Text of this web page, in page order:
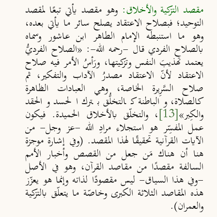
مقصد التزكية والأخلاق: وهو مقصد يأتي تبعًا لمقصد
التوحيد؛ فبصلاح الاعتقاد يصلح سائر ما يأتي بعده،
وهو ما استنبطه الإمام الطاهر ابن عاشور وسماه
بالصلاح الفردي قال -رحمه الله-: «الصلاح الفرديُّ
يعتمد تهذيبَ النفس وتزكيتها، ورَأسُ الأمر فيه صلاح
الاعتقاد لأنّ الاعتقاد مصدرُ الآداب والتفكير، ثم
صلاح السَّرِيرة الخاصة، وهي العبادات الظاهرة
كالصلاة، والباطنة كالتخلُّق بترك الحسد والحقد
والكِبر»
[13] ، والتخلّق بالأخلاق الحميدة. فيكون
عمل المفسِّر هو استجلاء مرادِ الله -عز وجل- من
الآيات القرآنية تحقيقًا لهذا المقصد. (وفي إشارة موجزة
هنا أن هناك مَن جعل من القصص وأخبار الأمم
السالفة مقصدًا من مقاصد القرآن، وهو في الأصل
-وفي هذا السياق- ليس مقصودًا لذاته وإنما هو يعزّز
هذه المقاصد الثلاثة الكبرى وخاصّة ما يتعلّق بالتزكية
والعمران).